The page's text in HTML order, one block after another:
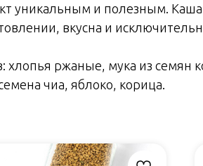
уникальным и полезным. Каша
вкусна и
хлопья ржаные, мука из семян
чиа, яблоко, корица.